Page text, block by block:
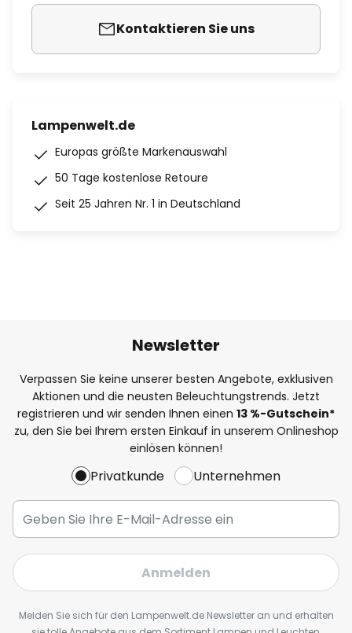
Kontaktieren Sie uns
Lampenwelt.de
Europas größte Markenauswahl
50 Tage kostenlose Retoure
Seit 25 Jahren Nr. 1 in Deutschland
Newsletter
Verpassen Sie keine unserer besten Angebote, exklusiven
Aktionen und die neusten Beleuchtungstrends. Jetzt
registrieren und wir senden Ihnen einen 13 %-Gutschein*
zu, den Sie bei Ihrem ersten Einkauf in unserem Onlineshop
einlösen können!
Privatkunde Unternehmen
Anmelden
Melden Sie sich für den Lampenwelt.de Newsletter an und erhalten